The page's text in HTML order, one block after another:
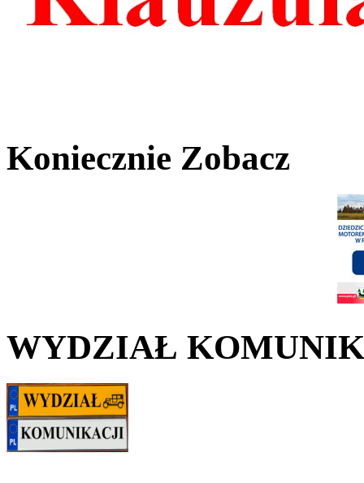
Koniecznie Zobacz
WYDZIAŁ